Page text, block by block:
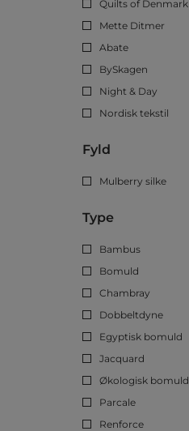
Quilts of Denmark
Mette Ditmer
Abate
BySkagen
Night & Day
Nordisk tekstil
Fyld
Mulberry silke
Type
Bambus
Bomuld
Chambray
Dobbeltdyne
Egyptisk bomuld
Jacquard
Økologisk bomuld
Parcale
Renforce